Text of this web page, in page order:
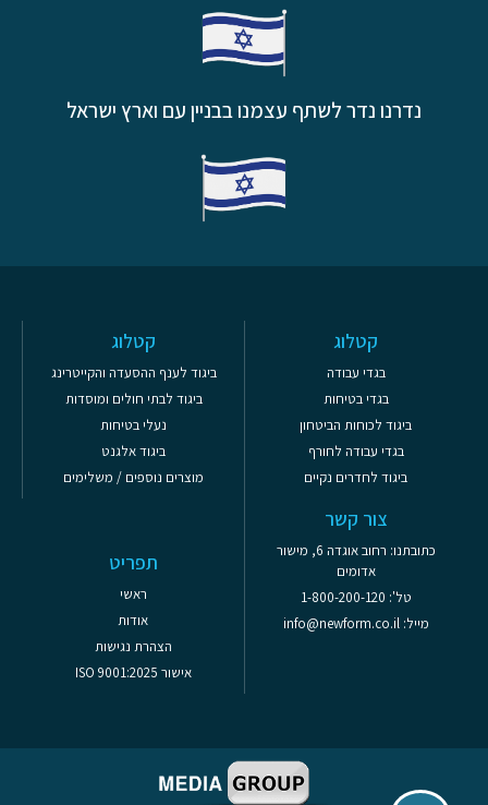
נדרנו נדר לשתף עצמנו בבניין עם וארץ ישראל
קטלוג
בגדי עבודה
בגדי בטיחות
ביגוד לכוחות הביטחון
בגדי עבודה לחורף
ביגוד לחדרים נקיים
קטלוג
ביגוד לענף ההסעדה והקייטרינג
ביגוד לבתי חולים ומוסדות
נעלי בטיחות
ביגוד אלגנט
מוצרים נוספים / משלימים
צור קשר
כתובתנו: רחוב אוגדה 6, מישור
אדומים
טל': 1-800-200-120
מייל: info@newform.co.il
תפריט
ראשי
אודות
הצהרת נגישות
אישור ISO 9001:2025